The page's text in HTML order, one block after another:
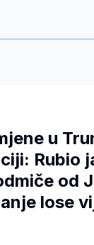
u
Rubio
od
lose